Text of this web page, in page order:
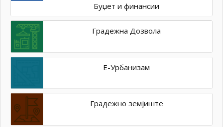
Буџет и финансии
Градежна Дозвола
Е-Урбанизам
Градежно земјиште